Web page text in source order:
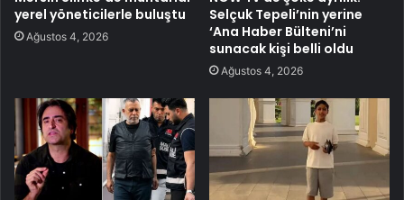
yerel yöneticilerle buluştu
Ağustos 4, 2026
Selçuk Tepeli’nin yerine
‘Ana Haber Bülteni’ni
sunacak kişi belli oldu
Ağustos 4, 2026